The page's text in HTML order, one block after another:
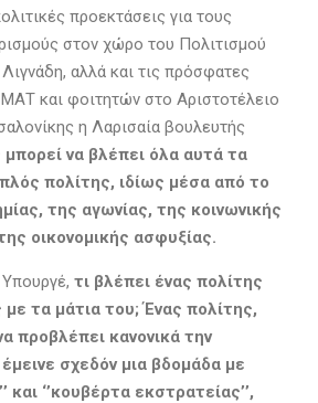
προεκτάσεις για τους
στον χώρο του Πολιτισμού
αλλά και τις πρόσφατες
και φοιτητών στο Αριστοτέλειο
η Λαρισαία βουλευτής
να βλέπει όλα αυτά τα
πολίτης, ιδίως μέσα από το
της αγωνίας, της κοινωνικής
οικονομικής ασφυξίας.
τι βλέπει ένας πολίτης
τα μάτια του; Ένας πολίτης,
προβλέπει κανονικά την
σχεδόν μια βδομάδα με
και ‘’κουβέρτα εκστρατείας’’,